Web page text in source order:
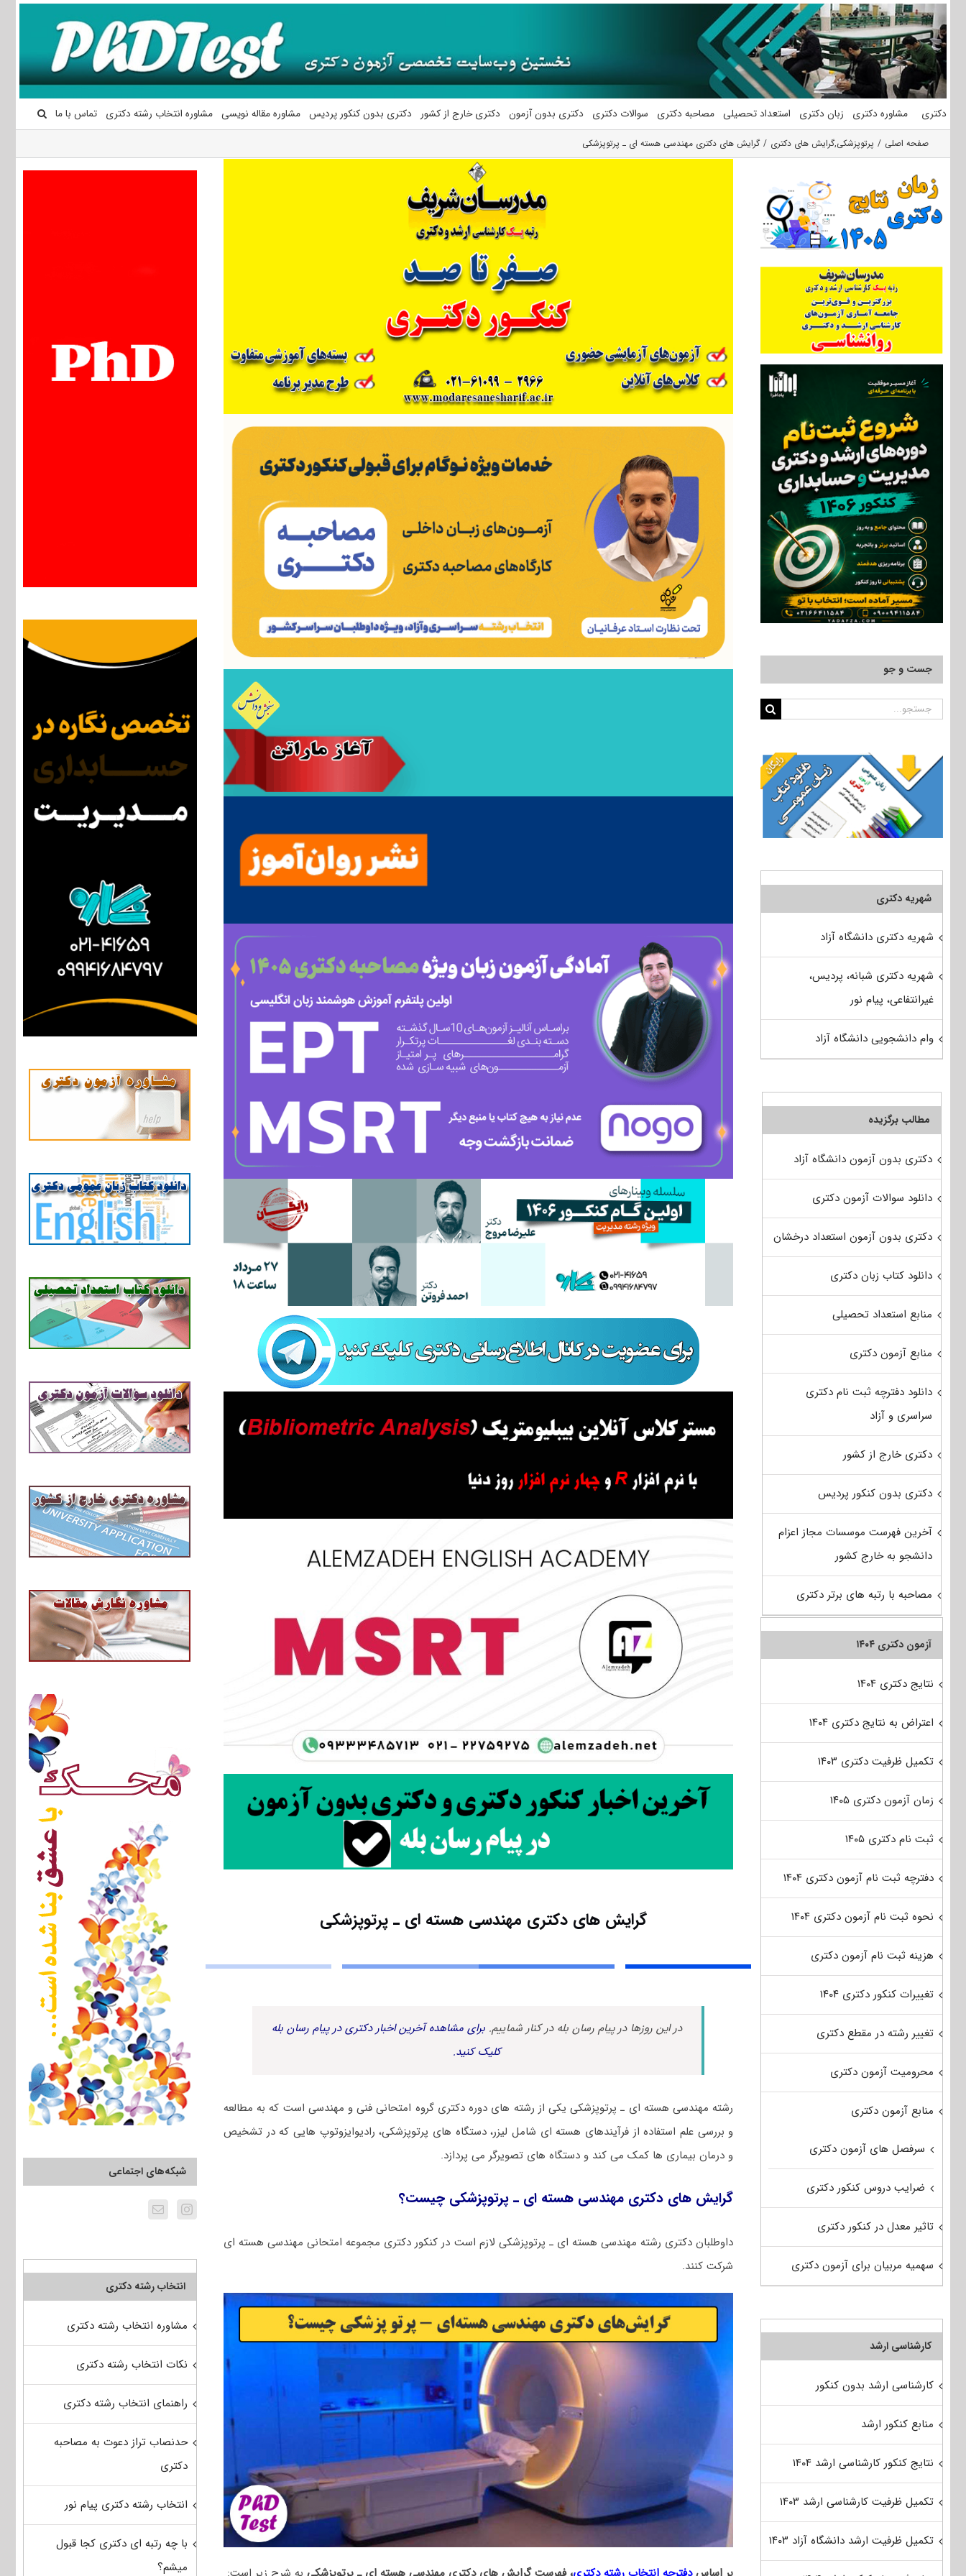
محتوا
دکتری مشاوره دکتری زبان دکتری استعداد تحصیلی مصاحبه دکتری سوالات دکتری دکتری بدون آزمون دکتری خارج از کشور دکتری بدون کنکور پردیس مشاوره مقاله نویسی مشاوره انتخاب رشته دکتری تماس با ما
صفحه اصلی پرتوپزشکی,گرایش های دکتری گرایش های دکتری مهندسی هسته ای ـ ﭘﺮﺗﻮﭘﺰشکی
گرایش های دکتری مهندسی هسته ای ـ ﭘﺮﺗﻮﭘﺰشکی
در این روزها در پیام رسان بله در کنار شماییم. برای مشاهده آخرین اخبار دکتری در پیام رسان بله
کلیک کنید.
رشته مهندسی هسته ای ـ ﭘﺮﺗﻮﭘﺰشکی یکی از رشته های دوره دکتری گروه امتحانی فنی و مهندسی است که به مطالعه
و بررسی علم استفاده از فرآیندهای هسته ای شامل لیزر، دستگاه های پرتوپزشکی، رادیوایزوتوپ هایی که در تشخیص
و درمان بیماری ها کمک می کند و دستگاه های تصویرگر می پردازد.
گرایش های دکتری مهندسی هسته ای ـ ﭘﺮﺗﻮﭘﺰشکی چیست؟
داوطلبان دکتری رشته مهندسی هسته ای ـ ﭘﺮﺗﻮﭘﺰشکی لازم است در کنکور دکتری مجموعه امتحانی مهندسی هسته ای
شرکت کنند.
شبکه‌های اجتماعی
انتخاب رشته دکتری
مشاوره انتخاب رشته دکتری
نکات انتخاب رشته دکتری
راهنمای انتخاب رشته دکتری
حدنصاب تراز دعوت به مصاحبه
دکتری
انتخاب رشته دکتری پیام نور
با چه رتبه ای دکتری کجا قبول
میشم؟
جست و جو
جستجو
شهریه دکتری
شهریه دکتری دانشگاه آزاد
شهریه دکتری شبانه، پردیس،
غیرانتفاعی، پیام نور
وام دانشجویی دانشگاه آزاد
مطالب برگزیده
دکتری بدون آزمون دانشگاه آزاد
دانلود سوالات آزمون دکتری
دکتری بدون آزمون استعداد درخشان
دانلود کتاب زبان دکتری
منابع استعداد تحصیلی
منابع آزمون دکتری
دانلود دفترچه ثبت نام دکتری
سراسری و آزاد
دکتری خارج از کشور
دکتری بدون کنکور پردیس
آخرین فهرست موسسات مجاز اعزام
دانشجو به خارج کشور
مصاحبه با رتبه های برتر دکتری
آزمون دکتری ۱۴۰۴
نتایج دکتری ۱۴۰۴
اعتراض به نتایج دکتری ۱۴۰۴
تکمیل ظرفیت دکتری ۱۴۰۳
زمان آزمون دکتری ۱۴۰۵
ثبت نام دکتری ۱۴۰۵
دفترچه ثبت نام آزمون دکتری ۱۴۰۴
نحوه ثبت نام آزمون دکتری ۱۴۰۴
هزینه ثبت نام آزمون دکتری
تغییرات کنکور دکتری ۱۴۰۴
تغییر رشته در مقطع دکتری
محرومیت آزمون دکتری
منابع آزمون دکتری
سرفصل های آزمون دکتری
ضرایب دروس کنکور دکتری
تاثیر معدل در کنکور دکتری
سهمیه مربیان برای آزمون دکتری
کارشناسی ارشد
کارشناسی ارشد بدون کنکور
منابع کنکور ارشد
نتایج کنکور کارشناسی ارشد ۱۴۰۴
تکمیل ظرفیت کارشناسی ارشد ۱۴۰۳
تکمیل ظرفیت ارشد دانشگاه آزاد ۱۴۰۳